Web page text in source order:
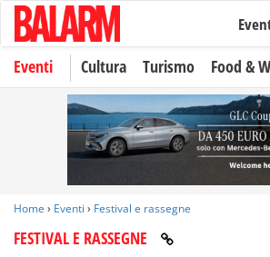
Eventi Cultura Turismo Food &
Home › Eventi › Festival e rassegne
FESTIVAL E RASSEGNE